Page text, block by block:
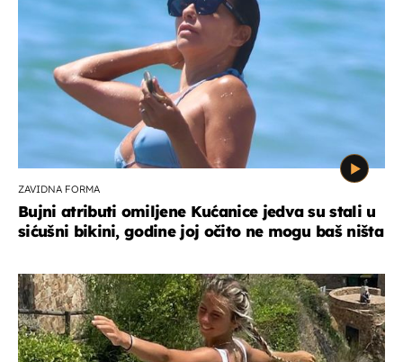
ZAVIDNA FORMA
Bujni atributi omiljene Kućanice jedva su stali u
sićušni bikini, godine joj očito ne mogu baš ništa